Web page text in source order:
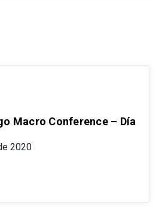
Macro Conference – Día
2020